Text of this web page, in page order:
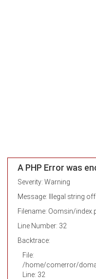
A PHP Error was
Severity: Warning
Message: Illegal string
Filename: Oomsin/
Line Number: 32
Backtrace:
File:
/home/comerror/
Line: 32